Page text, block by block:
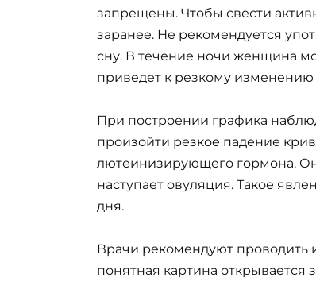
запрещены. Чтобы свести
заранее. Не рекомендуется
сну. В течение ночи женщина
приведет к резкому
При построении графика
произойти резкое падение
лютеинизирующего гормона.
наступает овуляция. Такое
дня.
Врачи рекомендуют проводить
понятная картина открывается